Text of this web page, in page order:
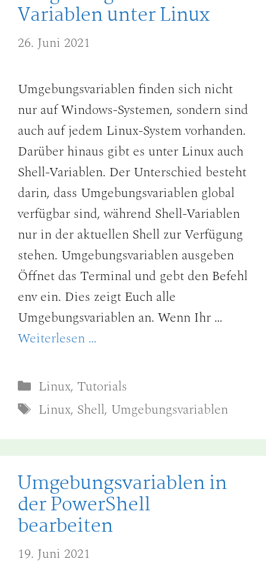
Variablen unter Linux
26. Juni 2021
Umgebungsvariablen finden sich nicht
nur auf Windows-Systemen, sondern sind
auch auf jedem Linux-System vorhanden.
Darüber hinaus gibt es unter Linux auch
Shell-Variablen. Der Unterschied besteht
darin, dass Umgebungsvariablen global
verfügbar sind, während Shell-Variablen
nur in der aktuellen Shell zur Verfügung
stehen. Umgebungsvariablen ausgeben
Öffnet das Terminal und gebt den Befehl
env ein. Dies zeigt Euch alle
Umgebungsvariablen an. Wenn Ihr …
Weiterlesen …
Kategorien
Linux, Tutorials
Schlagwörter
Linux, Shell, Umgebungsvariablen
Umgebungsvariablen in
der PowerShell
bearbeiten
19. Juni 2021